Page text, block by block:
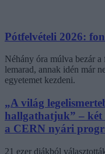
Pótfelvételi 2026:
Néhány óra múlva bezár
lemarad, annak idén már
egyetemet kezdeni.
„A világ
hallgathatjuk” – két
a CERN nyári
21 ezer diákból